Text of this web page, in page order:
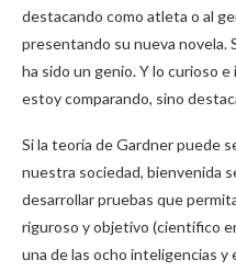
destacando como atleta o al
presentando su nueva novela.
ha sido un genio. Y lo curioso
estoy comparando, sino
Si la teoría de Gardner puede
nuestra sociedad, bienvenida
desarrollar pruebas que
riguroso y objetivo (científico
una de las ocho inteligencias